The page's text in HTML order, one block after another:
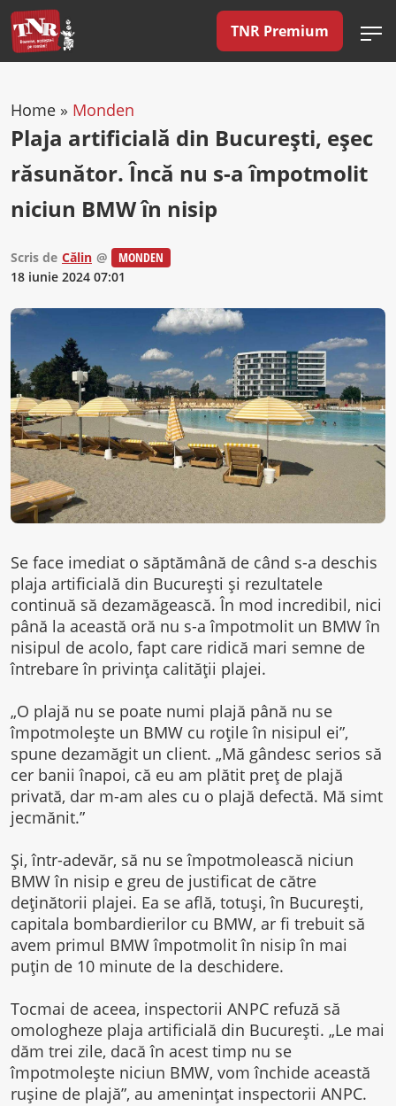
TNR Premium
Home » Monden
Plaja artificială din București, eșec
răsunător. Încă nu s-a împotmolit
niciun BMW în nisip
Scris de Călin @
MONDEN
18 iunie 2024 07:01
Se face imediat o săptămână de când s-a deschis
plaja artificială din București și rezultatele
continuă să dezamăgească. În mod incredibil, nici
până la această oră nu s-a împotmolit un BMW în
nisipul de acolo, fapt care ridică mari semne de
întrebare în privința calității plajei.
„O plajă nu se poate numi plajă până nu se
împotmolește un BMW cu roțile în nisipul ei”,
spune dezamăgit un client. „Mă gândesc serios să
cer banii înapoi, că eu am plătit preț de plajă
privată, dar m-am ales cu o plajă defectă. Mă simt
jecmănit.”
Și, într-adevăr, să nu se împotmolească niciun
BMW în nisip e greu de justificat de către
deținătorii plajei. Ea se află, totuși, în București,
capitala bombardierilor cu BMW, ar fi trebuit să
avem primul BMW împotmolit în nisip în mai
puțin de 10 minute de la deschidere.
Tocmai de aceea, inspectorii ANPC refuză să
omologheze plaja artificială din București. „Le mai
dăm trei zile, dacă în acest timp nu se
împotmolește niciun BMW, vom închide această
rușine de plajă”, au amenințat inspectorii ANPC.